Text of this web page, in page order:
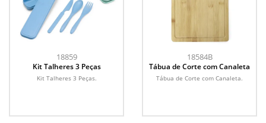
18859
Kit Talheres 3 Peças
Kit Talheres 3 Peças.
18584B
Tábua de Corte com Canaleta
Tábua de Corte com Canaleta.